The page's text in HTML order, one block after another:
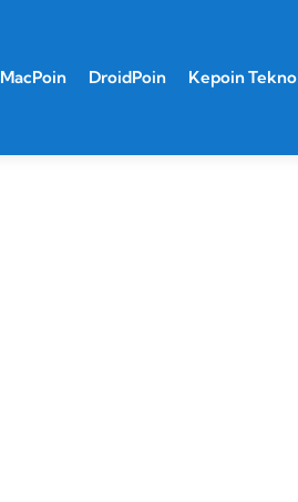
MacPoin DroidPoin Kepoin Tekno